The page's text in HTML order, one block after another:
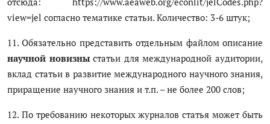
view=jel согласно тематике статьи. Количество: 3-6 штук;
11. Обязательно представить отдельным файлом описание
научной новизныстатьи для международной аудитории,
вклад статьи в развитие международного научного знания,
приращение научного знания и т.п. – не более 200 слов;
12. По требованию некоторых журналов статья может быть